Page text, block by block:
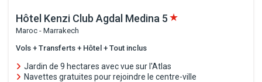
Hôtel Kenzi Club Agdal Medina 5
Maroc - Marrakech
Vols + Transferts + Hôtel + Tout inclus
Jardin de 9 hectares avec vue sur l'Atlas
Navettes gratuites pour rejoindre le centre-ville